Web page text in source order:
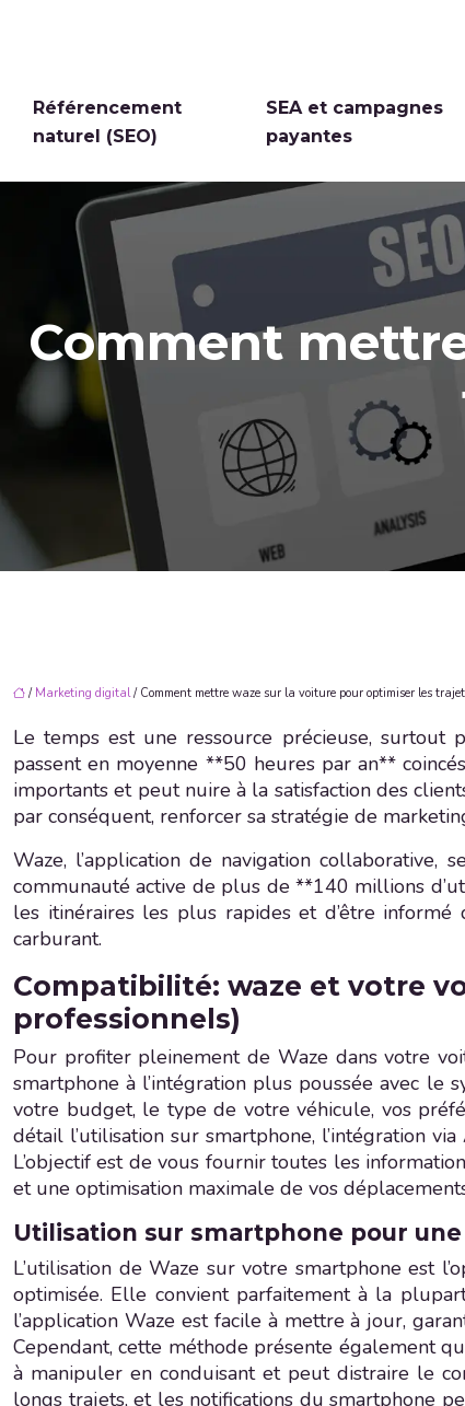
Référencement
naturel (SEO)
SEA et campagnes
payantes
Comment
/ Marketing digital/ Comment mettre waze sur la voiture pour optimiser les
Le temps est une ressource précieuse, surtout
passent en moyenne **50 heures par an**
importants et peut nuire à la satisfaction des
par conséquent, renforcer sa stratégie de
Waze, l’application de navigation
communauté active de plus de **140 millions
les itinéraires les plus rapides et d’être
carburant.
Compatibilité: waze et votre
professionnels)
Pour profiter pleinement de Waze dans votre
smartphone à l’intégration plus poussée avec
votre budget, le type de votre véhicule, vos
détail l’utilisation sur smartphone, l’intégration
L’objectif est de vous fournir toutes les
et une optimisation maximale de vos
Utilisation sur smartphone pour
L’utilisation de Waze sur votre smartphone est
optimisée. Elle convient parfaitement à la
l’application Waze est facile à mettre à jour,
Cependant, cette méthode présente également
à manipuler en conduisant et peut distraire le
longs trajets, et les notifications du smartphone